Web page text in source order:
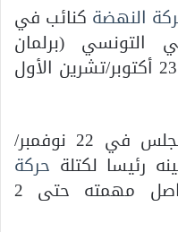
النهضة كنائب في
التونسي (برلمان
انتقالي)، وذلك في انتخابات 23 أكتوبر/تشرين الأول
وبعد الجلسة الافتتاحية للمجلس في 22 نوفمبر/
حركة
في المجلس، وواصل مهمته حتى 2